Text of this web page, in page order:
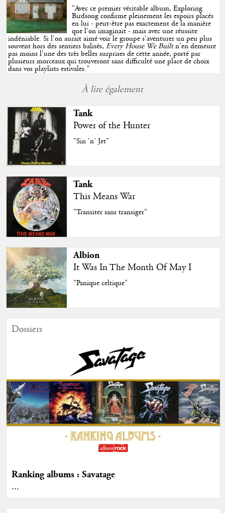
"Avec ce premier véritable album, Exploring
Birdsong confirme pleinement les espoirs placés
en lui - peut-être pas exactement de la manière
que l'on imaginait - mais avec une réussite
indéniable. Si l'on aurait aimé voir le groupe s'aventurer un peu plus
souvent hors des sentiers balisés,Every House We Builtn'en demeure
pas moins l'une des très belles surprises de cette année, porté par
plusieurs morceaux qui trouveront sans difficulté une place de choix
dans vos playlists estivales."
À lire également
Tank
Power of the Hunter
"Sin 'n' Jet"
Tank
This Means War
"Transiter sans transiger"
Albion
It Was In The Month Of May I
"Panique celtique"
Dossiers
Ranking albums : Savatage
...